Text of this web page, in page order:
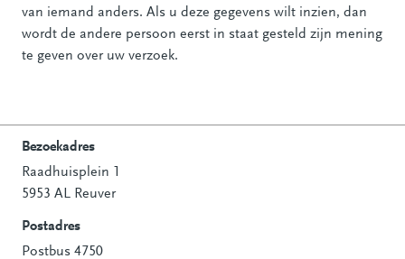
van iemand anders. Als u deze gegevens wilt inzien, dan
wordt de andere persoon eerst in staat gesteld zijn mening
te geven over uw verzoek.
Contactinformatie
Bezoekadres
Raadhuisplein 1
5953 AL Reuver
Postadres
Postbus 4750